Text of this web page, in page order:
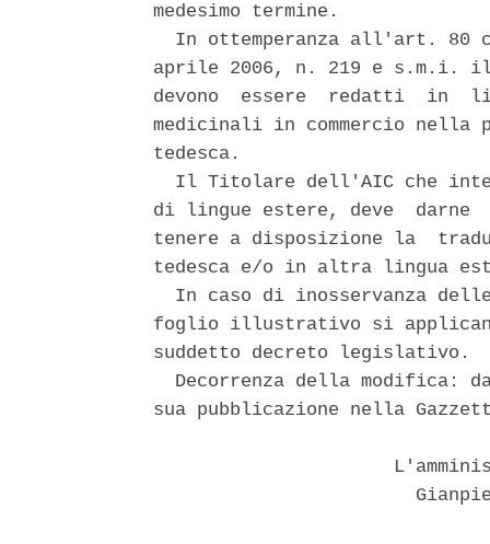
medesimo termine.
In ottemperanza all'art. 80
aprile 2006, n. 219 e
devono  essere  redatti  in
medicinali in commercio
tedesca.
Il Titolare dell'AIC che
di lingue estere, deve  darne
tenere a disposizione la
tedesca e/o in altra lingua
In caso di inosservanza
foglio illustrativo si
suddetto decreto legislativo.
Decorrenza della modifica:
sua pubblicazione nella